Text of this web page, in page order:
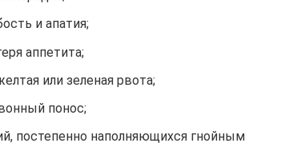
и апатия;
аппетита;
или зеленая рвота;
понос;
постепенно наполняющихся гнойным